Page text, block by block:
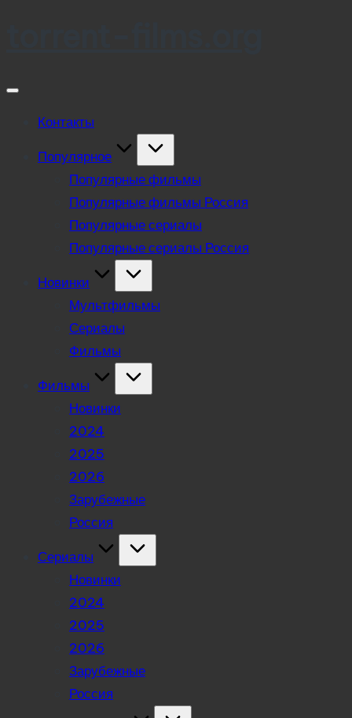
Контакты
Популярное
Популярные фильмы
Популярные фильмы Россия
Популярные сериалы
Популярные сериалы Россия
Новинки
Мультфильмы
Сериалы
Фильмы
Фильмы
Новинки
2024
2025
2026
Зарубежные
Россия
Сериалы
Новинки
2024
2025
2026
Зарубежные
Россия